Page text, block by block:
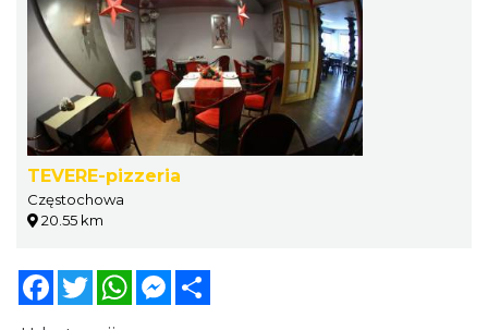
TEVERE-pizzeria
Częstochowa
20.55 km
FacebookTwitterWhatsAppMessenger